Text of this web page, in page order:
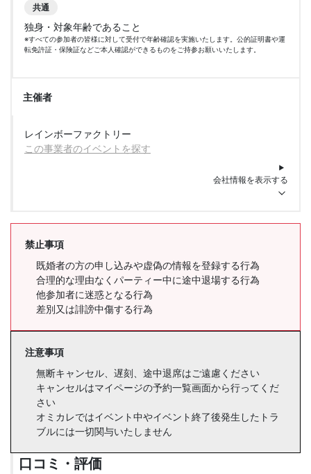
共通
独身・対象年齢であること
※すべての参加者の皆様に対して受付で年齢確認を実施いたします。公的証明書や運
転免許証・保険証などご本人確認ができるものをご持参お願いいたします。
主催者
レインボーファクトリー
この事業者のイベントを探す
会社情報を表示する
禁止事項
既婚者の方の申し込みや虚偽の情報を登録する行為
合理的な理由なくパーティー中に途中退場する行為
他参加者に迷惑となる行為
差別又は誹謗中傷する行為
注意事項
無断キャンセル、遅刻、途中退席はご遠慮ください
キャンセルはマイページの予約一覧画面から行ってくだ
さい
オミカレではイベント中やイベント終了後発生したトラ
ブルには一切関与いたしません
口コミ・評価